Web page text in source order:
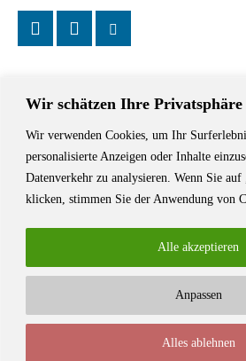
Wir schätzen Ihre Privatsphäre
Wir verwenden Cookies, um Ihr
personalisierte Anzeigen oder Inhalte
Datenverkehr zu analysieren. Wenn Sie
klicken, stimmen Sie der Anwendung von
Anpassen
Alles ablehnen
Alle akzeptieren
Das Schriftstellerhaus ist ein beliebter
Autoren aus Stuttgart und der Region sowie
Lesungen, Tagungen und Schreibwerkstätten.
© Stuttgarter Schriftstellerhaus